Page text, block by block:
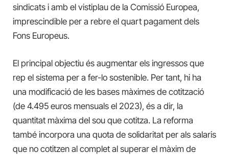
sindicats i amb el vistiplau de la Comissió Europea,
imprescindible per a rebre el quart pagament dels
Fons Europeus.
El principal objectiu és augmentar els ingressos que
rep el sistema per a fer-lo sostenible. Per tant, hi ha
una modificació de les bases màximes de cotització
(de 4.495 euros mensuals el 2023), és a dir, la
quantitat màxima del sou que cotitza. La reforma
també incorpora una quota de solidaritat per als salaris
que no cotitzen al complet al superar el màxim de